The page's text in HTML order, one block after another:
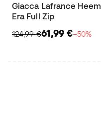
Giacca Lafrance Heem
Era Full Zip
124,99 €61,99 €−50%